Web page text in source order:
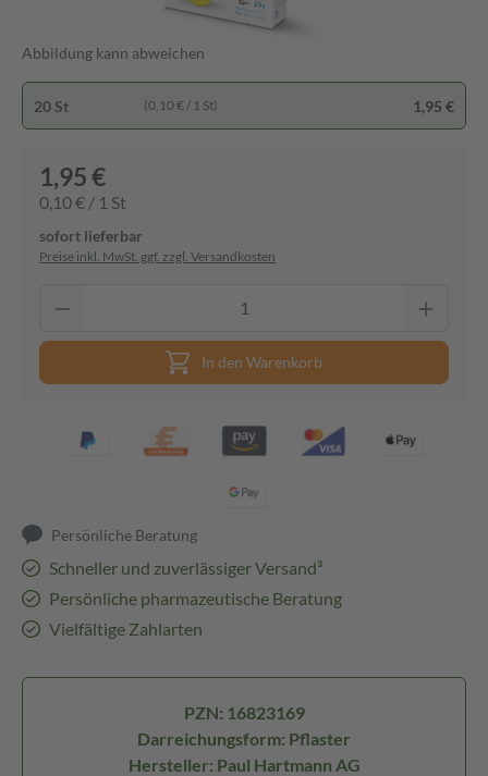
Abbildung kann abweichen
20 St (0,10 € / 1 St) 1,95 €
1,95 €
0,10 € / 1 St
sofort lieferbar
Preise inkl. MwSt. ggf. zzgl. Versandkosten
In den Warenkorb
Persönliche Beratung
Schneller und zuverlässiger Versand³
Persönliche pharmazeutische Beratung
Vielfältige Zahlarten
PZN: 16823169
Darreichungsform: Pflaster
Hersteller: Paul Hartmann AG